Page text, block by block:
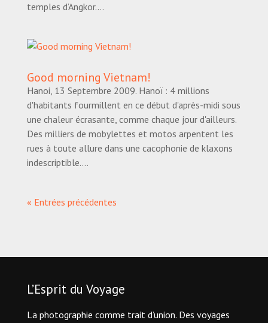
temples d’Angkor....
Good morning Vietnam!
Hanoi, 13 Septembre 2009. Hanoï : 4 millions
d'habitants fourmillent en ce début d'après-midi sous
une chaleur écrasante, comme chaque jour d'ailleurs.
Des milliers de mobylettes et motos arpentent les
rues à toute allure dans une cacophonie de klaxons
indescriptible....
« Entrées précédentes
L’Esprit du Voyage
La photographie comme trait d’union. Des voyages